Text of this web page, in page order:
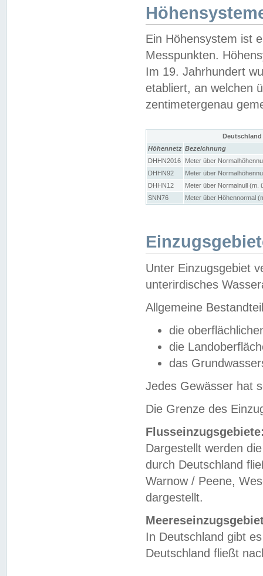
Ein Höhensystem ist
Messpunkten.
Im 19. Jahrhundert
etabliert, an welchen
zentimetergenau
Höhennetz Bezeichnung
DHHN2016
Meter über
DHHN92
Meter über
DHHN12
Meter über Normalnull (m.
SNN76
Meter über Höhennormal
Unter Einzugsgebiet
unterirdisches
Allgemeine
die
die
das
Jedes Gewässer hat
Die Grenze des
Dargestellt werden
durch Deutschland
Warnow / Peene,
dargestellt.
In Deutschland gibt
Deutschland fließt